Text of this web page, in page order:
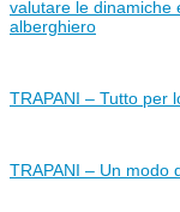
valutare le dinamiche
alberghiero
TRAPANI – Tutto per
TRAPANI – Un modo